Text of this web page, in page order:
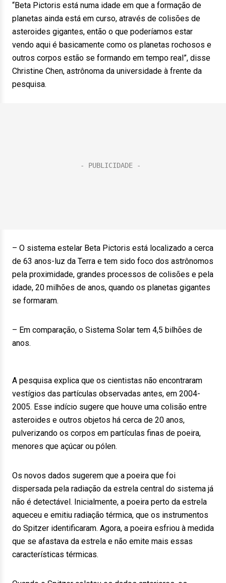
“Beta Pictoris está numa idade em que a formação de
planetas ainda está em curso, através de colisões de
asteroides gigantes, então o que poderíamos estar
vendo aqui é basicamente como os planetas rochosos e
outros corpos estão se formando em tempo real”, disse
Christine Chen, astrônoma da universidade à frente da
pesquisa.
– O sistema estelar Beta Pictoris está localizado a cerca
de 63 anos-luz da Terra e tem sido foco dos astrônomos
pela proximidade, grandes processos de colisões e pela
idade, 20 milhões de anos, quando os planetas gigantes
se formaram.
– Em comparação, o Sistema Solar tem 4,5 bilhões de
anos.
A pesquisa explica que os cientistas não encontraram
vestígios das partículas observadas antes, em 2004-
2005. Esse indício sugere que houve uma colisão entre
asteroides e outros objetos há cerca de 20 anos,
pulverizando os corpos em partículas finas de poeira,
menores que açúcar ou pólen.
Os novos dados sugerem que a poeira que foi
dispersada pela radiação da estrela central do sistema já
não é detectável. Inicialmente, a poeira perto da estrela
aqueceu e emitiu radiação térmica, que os instrumentos
do Spitzer identificaram. Agora, a poeira esfriou à medida
que se afastava da estrela e não emite mais essas
características térmicas.